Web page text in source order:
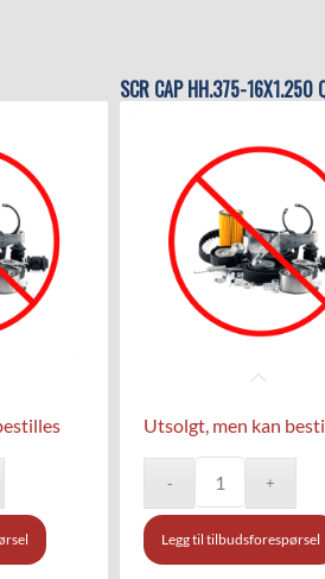
SCR CAP HH.375-16X1.250
Utsolgt, men kan
Legg til tilbudsforespørsel